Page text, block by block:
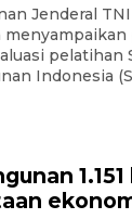
Jenderal
pelatihan
Indonesia